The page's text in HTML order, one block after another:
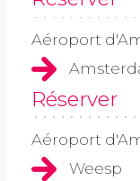
Aéroport
Réserver
Aéroport
Weesp